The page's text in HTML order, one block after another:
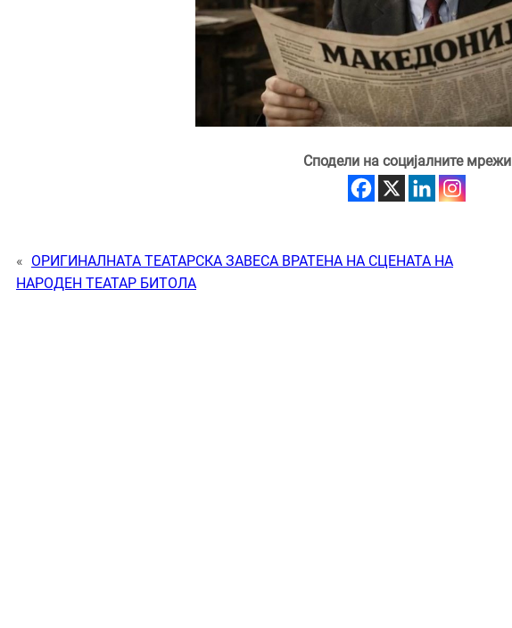
Сподели на социјалните мрежи
« ОРИГИНАЛНАТА ТЕАТАРСКА ЗАВЕСА ВРАТЕНА НА СЦЕНАТА НА
НАРОДЕН ТЕАТАР БИТОЛА